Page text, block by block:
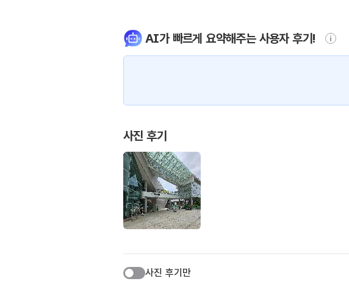
AI가 빠르게 요약해주는 사용자 후기!
사진 후기
사진 후기만